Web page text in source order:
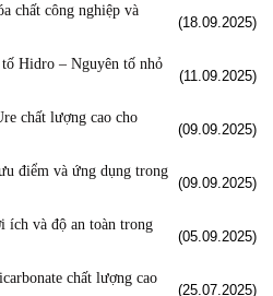
chất công nghiệp và
(18.09.2025)
Hidro – Nguyên tố nhỏ
(11.09.2025)
chất lượng cao cho
(09.09.2025)
điểm và ứng dụng trong
(09.09.2025)
ích và độ an toàn trong
(05.09.2025)
chất lượng cao
(25.07.2025)